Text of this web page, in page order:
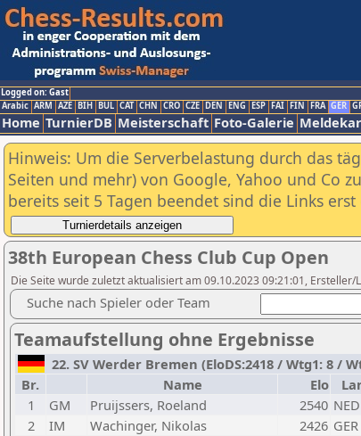
Logged on: Gast
Arabic ARM AZE BIH BUL CAT CHN CRO CZE DEN ENG ESP FAI FIN FRA GER
Home TurnierDB Meisterschaft Foto-Galerie
Hinweis: Um die Serverbelastung durch das
Seiten und mehr) von Google, Yahoo und Co
bereits seit 5 Tagen beendet sind die Links
38th European Chess Club Cup Open
Die Seite wurde zuletzt aktualisiert am 09.10.2023 09:21:01, Ersteller/
Suche nach Spieler oder Team
Teamaufstellung ohne Ergebnisse
22. SV Werder Bremen (EloDS:2418 / Wtg1: 8 /
Br.
Name Elo
1
GM Pruijssers, Roeland 2540 NED
2
IM Wachinger, Nikolas 2426 GER